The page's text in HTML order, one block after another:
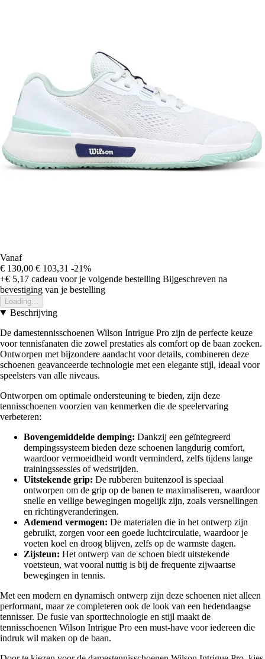
Vanaf
€ 130,00 € 103,31 -21%
+€ 5,17 cadeau voor je volgende bestelling Bijgeschreven na
bevestiging van je bestelling
Loading...
Beschrijving
De damestennisschoenen Wilson Intrigue Pro zijn de perfecte keuze
voor tennisfanaten die zowel prestaties als comfort op de baan zoeken.
Ontworpen met bijzondere aandacht voor details, combineren deze
schoenen geavanceerde technologie met een elegante stijl, ideaal voor
speelsters van alle niveaus.
Ontworpen om optimale ondersteuning te bieden, zijn deze
tennisschoenen voorzien van kenmerken die de speelervaring
verbeteren:
Bovengemiddelde demping: Dankzij een geïntegreerd
dempingssysteem bieden deze schoenen langdurig comfort,
waardoor vermoeidheid wordt verminderd, zelfs tijdens lange
trainingssessies of wedstrijden.
Uitstekende grip: De rubberen buitenzool is speciaal
ontworpen om de grip op de banen te maximaliseren, waardoor
snelle en veilige bewegingen mogelijk zijn, zoals versnellingen
en richtingveranderingen.
Ademend vermogen: De materialen die in het ontwerp zijn
gebruikt, zorgen voor een goede luchtcirculatie, waardoor je
voeten koel en droog blijven, zelfs op de warmste dagen.
Zijsteun: Het ontwerp van de schoen biedt uitstekende
voetsteun, wat vooral nuttig is bij de frequente zijwaartse
bewegingen in tennis.
Met een modern en dynamisch ontwerp zijn deze schoenen niet alleen
performant, maar ze completeren ook de look van een hedendaagse
tennisser. De fusie van sporttechnologie en stijl maakt de
tennisschoenen Wilson Intrigue Pro een must-have voor iedereen die
indruk wil maken op de baan.